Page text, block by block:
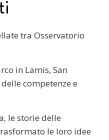
tra Osservatorio
in Lamis, San
competenze e
le storie delle
le loro idee